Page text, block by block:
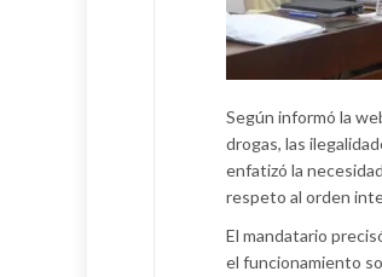
Según informó la
drogas, las
enfatizó la
respeto al orden
El mandatario
el funcionamiento